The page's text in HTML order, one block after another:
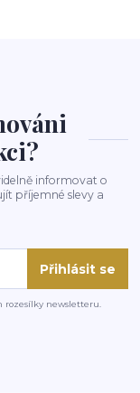
informovat o
příjemné slevy a
Přihlásit se
rozesílky newsletteru.